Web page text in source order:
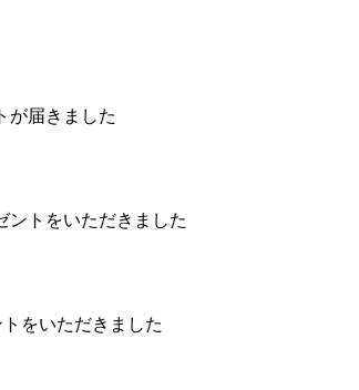
が届きました
ントをいただきました
をいただきました